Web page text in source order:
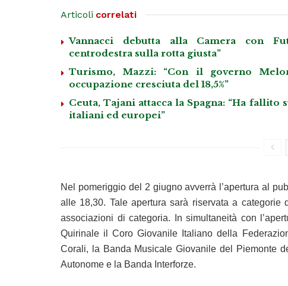
Articoli correlati
Vannacci debutta alla Camera con
centrodestra sulla rotta giusta”
Turismo, Mazzi: “Con il governo
occupazione cresciuta del 18,5%”
Ceuta, Tajani attacca la Spagna: “Ha
italiani ed europei”
Nel pomeriggio del 2 giugno avverrà l’apertura al
alle 18,30. Tale apertura sarà riservata a
associazioni di categoria. In simultaneità con
Quirinale il Coro Giovanile Italiano della
Corali, la Banda Musicale Giovanile del Piemonte
Autonome e la Banda Interforze.